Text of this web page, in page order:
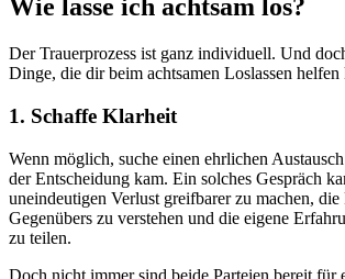
Wie lasse ich achtsam los?
Der Trauerprozess ist ganz individuell. Und
Dinge, die dir beim achtsamen Loslassen helfen
1. Schaffe Klarheit
Wenn möglich, suche einen ehrlichen
der Entscheidung kam. Ein solches Gespräch
uneindeutigen Verlust greifbarer zu machen, die
Gegenübers zu verstehen und die eigene
zu teilen.
Doch nicht immer sind beide Parteien bereit für